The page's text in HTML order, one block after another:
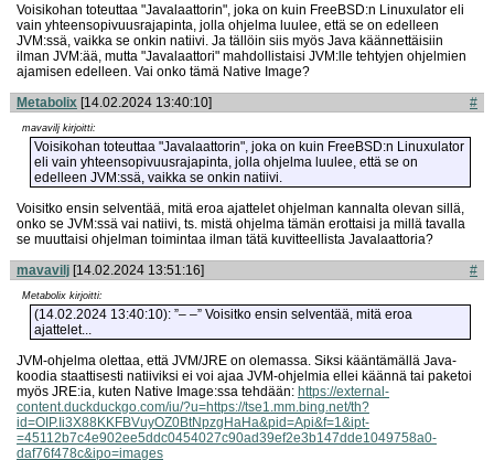
Voisikohan toteuttaa "Javalaattorin", joka on kuin FreeBSD:n Linuxulator eli
vain yhteensopivuusrajapinta, jolla ohjelma luulee, että se on edelleen
JVM:ssä, vaikka se onkin natiivi. Ja tällöin siis myös Java käännettäisiin
ilman JVM:ää, mutta "Javalaattori" mahdollistaisi JVM:lle tehtyjen ohjelmien
ajamisen edelleen. Vai onko tämä Native Image?
Metabolix [14.02.2024 13:40:10] #
mavavilj kirjoitti:
Voisikohan toteuttaa "Javalaattorin", joka on kuin FreeBSD:n Linuxulator
eli vain yhteensopivuusrajapinta, jolla ohjelma luulee, että se on
edelleen JVM:ssä, vaikka se onkin natiivi.
Voisitko ensin selventää, mitä eroa ajattelet ohjelman kannalta olevan sillä,
onko se JVM:ssä vai natiivi, ts. mistä ohjelma tämän erottaisi ja millä tavalla
se muuttaisi ohjelman toimintaa ilman tätä kuvitteellista Javalaattoria?
mavavilj [14.02.2024 13:51:16] #
Metabolix kirjoitti:
(14.02.2024 13:40:10): ”– –” Voisitko ensin selventää, mitä eroa
ajattelet...
JVM-ohjelma olettaa, että JVM/JRE on olemassa. Siksi kääntämällä Java-
koodia staattisesti natiiviksi ei voi ajaa JVM-ohjelmia ellei käännä tai paketoi
myös JRE:ia, kuten Native Image:ssa tehdään: https://external-
content.duckduckgo.com/iu/?u=https://tse1.mm.bing.net/th?
id=OIP.Ii3X88KKFBVuyOZ0BtNpzgHaHa­&pid=Api&f=1&ipt­
=45112b7c4e902ee5ddc0454027c90ad39ef2e3b147d­de1049758a0­
daf76f478c&ipo=images